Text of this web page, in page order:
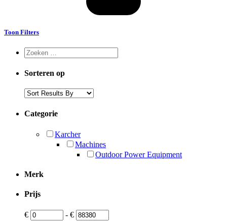
Toon Filters
Sorteren op
Categorie
Karcher
Machines
Outdoor Power Equipment
Merk
Prijs
€ - €